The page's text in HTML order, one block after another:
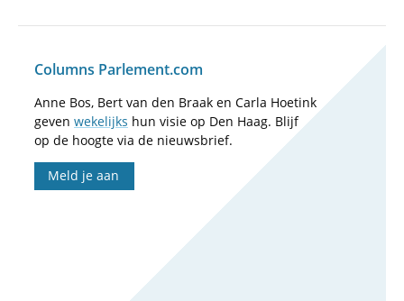
Columns Parlement.com
Anne Bos, Bert van den Braak en Carla Hoetink
geven wekelijks hun visie op Den Haag. Blijf
op de hoogte via de nieuwsbrief.
Meld je aan